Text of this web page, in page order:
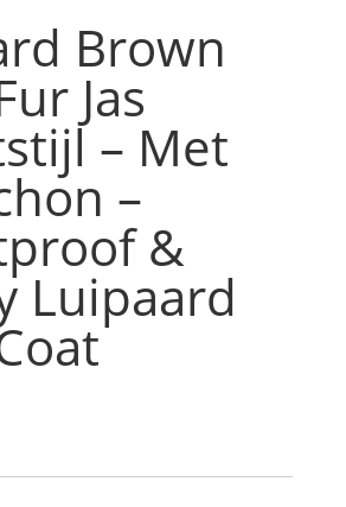
Brown
Jas
– Met
–
&
Luipaard